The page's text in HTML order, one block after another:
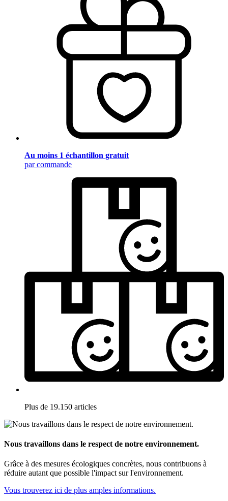
Au moins 1 échantillon gratuit
par commande
Plus de 19.150 articles
Nous travaillons dans le respect de notre environnement.
Grâce à des mesures écologiques concrètes, nous contribuons à
réduire autant que possible l'impact sur l'environnement.
Vous trouverez ici de plus amples informations.